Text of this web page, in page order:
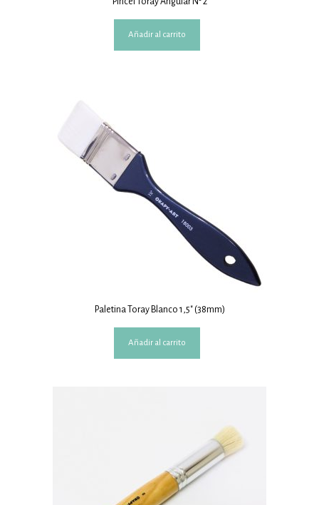
Añadir al carrito
Paletina Toray Blanco 1,5″ (38mm)
Añadir al carrito